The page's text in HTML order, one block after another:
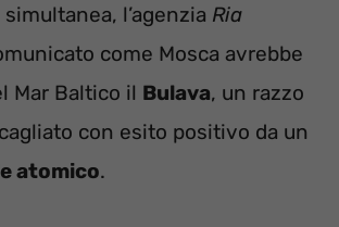
l’agenzia Ria
come Mosca avrebbe
Mar Baltico il Bulava, un razzo
con esito positivo da un
atomico.